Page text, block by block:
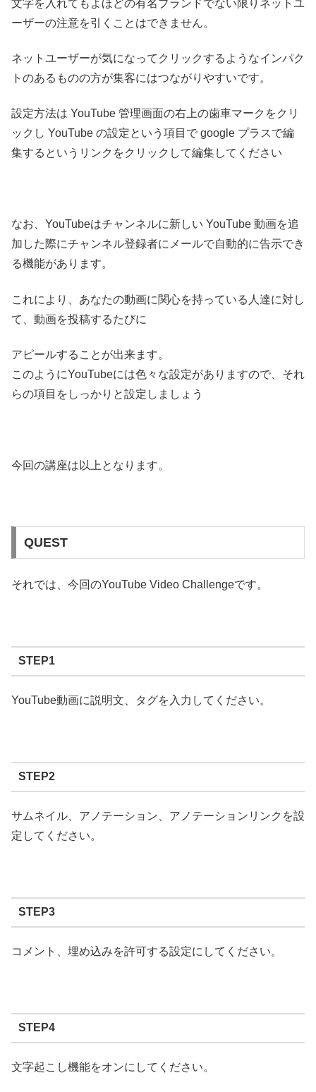
文字を入れてもよほどの有名ブランドでない限りネットユ
ーザーの注意を引くことはできません。
ネットユーザーが気になってクリックするようなインパク
トのあるものの方が集客にはつながりやすいです。
設定方法は YouTube 管理画面の右上の歯車マークをクリ
ックし YouTube の設定という項目で google プラスで編
集するというリンクをクリックして編集してください
なお、YouTubeはチャンネルに新しい YouTube 動画を追
加した際にチャンネル登録者にメールで自動的に告示でき
る機能があります。
これにより、あなたの動画に関心を持っている人達に対し
て、動画を投稿するたびに
アピールすることが出来ます。
このようにYouTubeには色々な設定がありますので、それ
らの項目をしっかりと設定しましょう
今回の講座は以上となります。
QUEST
それでは、今回のYouTube Video Challengeです。
STEP1
YouTube動画に説明文、タグを入力してください。
STEP2
サムネイル、アノテーション、アノテーションリンクを設
定してください。
STEP3
コメント、埋め込みを許可する設定にしてください。
STEP4
文字起こし機能をオンにしてください。